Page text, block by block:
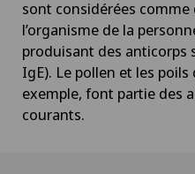
sont considérées comme
l’organisme de la
produisant des anticorps
IgE). Le pollen et les
exemple, font partie des
courants.